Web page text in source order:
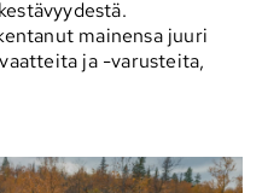
mainensa juuri
ja -varusteita,